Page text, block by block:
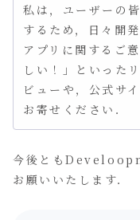
私は，ユーザーの
するため，日々開
アプリに関するご
しい！」といった
ビューや，公式サ
お寄せください．
今後とも
お願いいたします．